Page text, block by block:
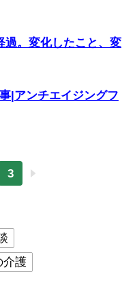
過。変化したこと、変
|アンチエイジングフ
3
介護